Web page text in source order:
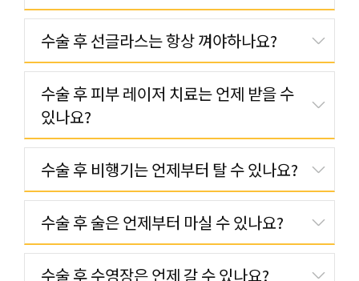
수술 후 선글라스는 항상 껴야하나요?
수술 후 피부 레이저 치료는 언제 받을 수
있나요?
수술 후 비행기는 언제부터 탈 수 있나요?
수술 후 술은 언제부터 마실 수 있나요?
수술 후 수영장은 언제 갈 수 있나요?